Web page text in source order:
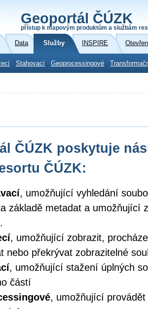
Geoportál ČÚZK
přístup k mapovým produktům a službám
Data Služby INSPIRE
Stahovací Geoprocessingové
ČÚZK poskytuje
ČÚZK:
, umožňující vyhledání
základě metadat a umožňující
, umožňující zobrazit,
nebo překrývat zobrazitelné
, umožňující stažení úplných
částí
, umožňující